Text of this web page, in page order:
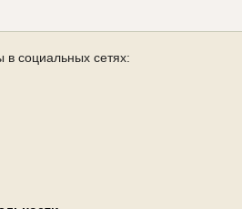
в социальных сетях: